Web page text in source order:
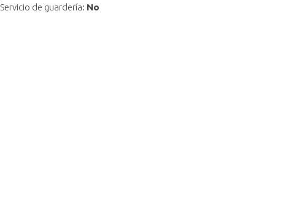
Servicio de guardería: No